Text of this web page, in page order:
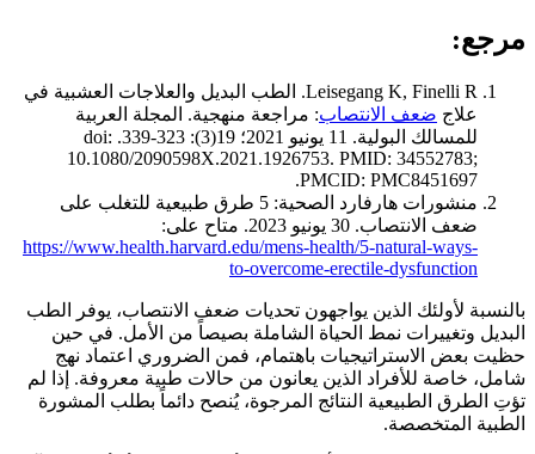
مرجع:
Leisegang K, Finelli R. الطب البديل والعلاجات العشبية في
علاج ضعف الانتصاب: مراجعة منهجية. المجلة العربية
للمسالك البولية. 11 يونيو 2021؛ 19(3): 323-339. doi:
10.1080/2090598X.2021.1926753. PMID: 34552783;
PMCID: PMC8451697.
منشورات هارفارد الصحية: 5 طرق طبيعية للتغلب على
ضعف الانتصاب. 30 يونيو 2023. متاح على:
https://www.health.harvard.edu/mens-health/5-natural-ways-
to-overcome-erectile-dysfunction
بالنسبة لأولئك الذين يواجهون تحديات ضعف الانتصاب، يوفر الطب
البديل وتغييرات نمط الحياة الشاملة بصيصاً من الأمل. في حين
حظيت بعض الاستراتيجيات باهتمام، فمن الضروري اعتماد نهج
شامل، خاصة للأفراد الذين يعانون من حالات طبية معروفة. إذا لم
تؤتِ الطرق الطبيعية النتائج المرجوة، يُنصح دائماً بطلب المشورة
الطبية المتخصصة.